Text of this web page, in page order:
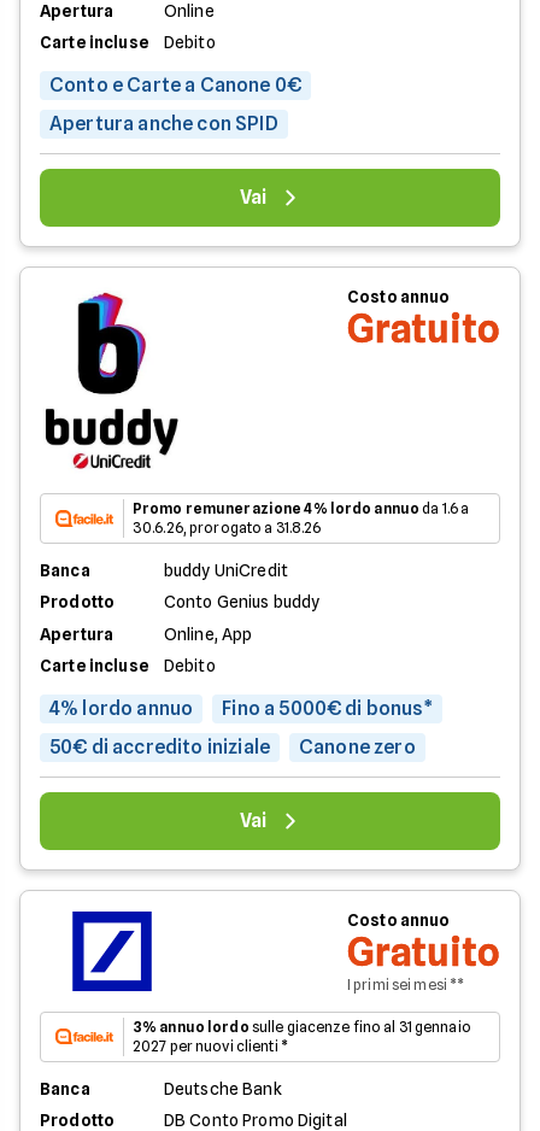
Apertura
Online
Carte incluse
Debito
Conto e Carte a Canone 0€
Apertura anche con SPID
Vai
Costo annuo
Gratuito
Promo remunerazione 4% lordo annuo da 1.6 a
30.6.26, prorogato a 31.8.26
Banca
buddy UniCredit
Prodotto
Conto Genius buddy
Apertura
Online, App
Carte incluse
Debito
4% lordo annuo
Fino a 5000€ di bonus*
50€ di accredito iniziale
Canone zero
Vai
Costo annuo
Gratuito
I primi sei mesi **
3% annuo lordo sulle giacenze fino al 31 gennaio
2027 per nuovi clienti *
Banca
Deutsche Bank
Prodotto
DB Conto Promo Digital